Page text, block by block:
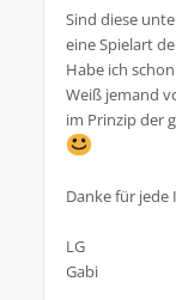
Sind diese
eine Spielart
Habe ich
Weiß jemand
im Prinzip der
Danke für jede
LG
Gabi